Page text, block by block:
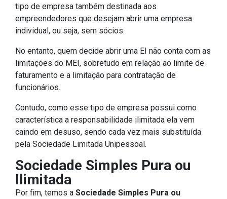
tipo de empresa também destinada aos
empreendedores que desejam abrir uma empresa
individual, ou seja, sem sócios.
No entanto, quem decide abrir uma EI não conta com as
limitações do MEI, sobretudo em relação ao limite de
faturamento e a limitação para contratação de
funcionários.
Contudo, como esse tipo de empresa possui como
característica a responsabilidade ilimitada ela vem
caindo em desuso, sendo cada vez mais substituída
pela Sociedade Limitada Unipessoal.
Sociedade Simples Pura ou
Ilimitada
Por fim, temos a Sociedade Simples Pura ou